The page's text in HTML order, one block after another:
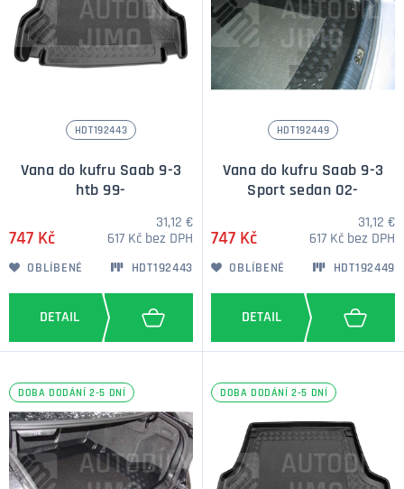
HDT192443
Vana do kufru Saab 9-3
htb 99-
747 Kč
31,12 €
617 Kč bez DPH
OBLÍBENÉ HDT192443
HDT192449
Vana do kufru Saab 9-3
Sport sedan 02-
747 Kč
31,12 €
617 Kč bez DPH
OBLÍBENÉ HDT192449
DOBA DODÁNÍ 2-5 DNÍ DOBA DODÁNÍ 2-5 DNÍ